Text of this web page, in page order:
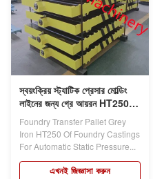
স্বয়ংক্রিয় স্ট্যাটিক প্রেসার মোল্ডিং
লাইনের জন্য গ্রে আয়রন HT250
ফাউন্ড্রি ট্রান্সফার প্যালেট
Foundry Transfer Pallet Grey
Iron HT250 Of Foundry Castings
For Automatic Static Pressure...
এখনই জিজ্ঞাসা করুন